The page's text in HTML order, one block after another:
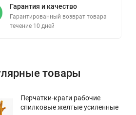
Гарантия и качество
Гарантированный возврат товара
течение 10 дней
товары
Перчатки-краги рабочие
спилковые желтые усиленные